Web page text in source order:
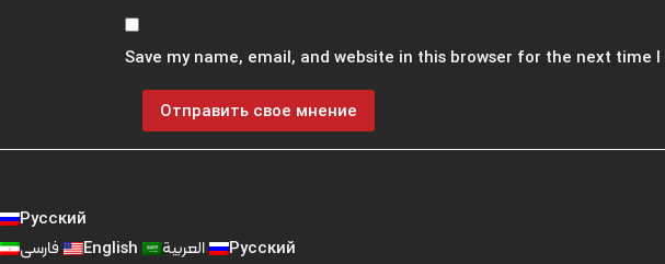
Save my name, email, and website in this browser for the next time
Русский
English Русский